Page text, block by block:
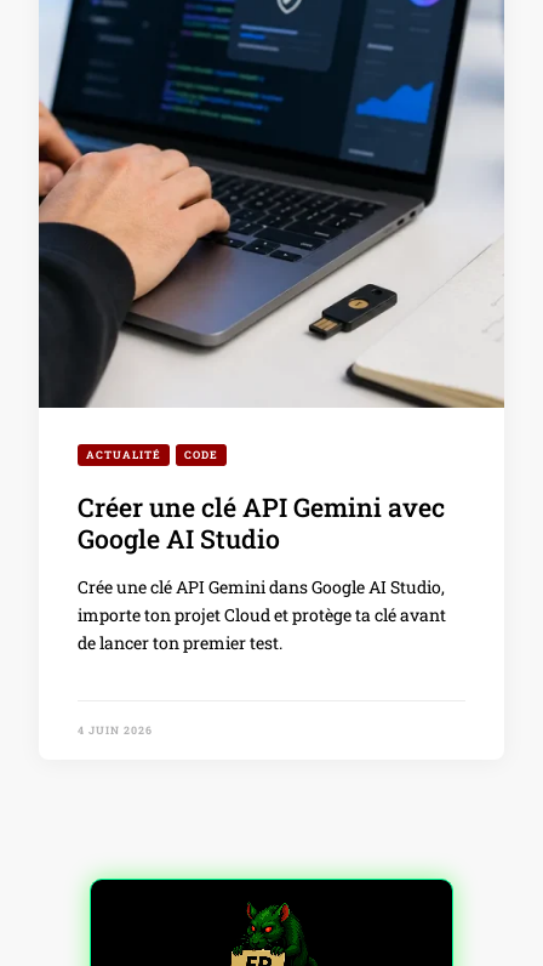
ACTUALITÉ CODE
Créer une clé API Gemini avec
Google AI Studio
Crée une clé API Gemini dans Google AI Studio,
importe ton projet Cloud et protège ta clé avant
de lancer ton premier test.
4 JUIN 2026